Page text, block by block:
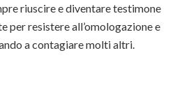
riuscire e diventare testimone
per resistere all’omologazione e
a contagiare molti altri.